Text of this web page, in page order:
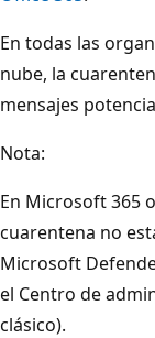
En todas las
nube, la
mensajes
Nota:
En Microsoft 365
cuarentena no
Microsoft
el Centro de
clásico).